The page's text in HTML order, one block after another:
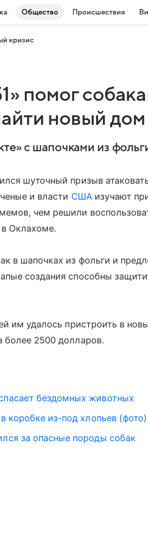
Общество Происшествия
кризис
помог
новый дом
с шапочками из
шуточный призыв
и власти СШАизучают
чем решили
Оклахоме.
в шапочках из фольги и
создания способны
им удалось пристроить в
более 2500 долларов.
бездомных животных
коробке из-под хлопьев (фото)
за опасные породы собак